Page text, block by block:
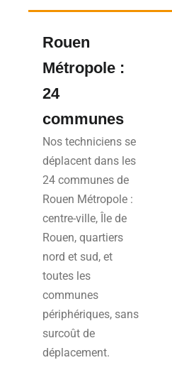
Rouen
Métropole :
24
communes
Nos techniciens se
déplacent dans les
24 communes de
Rouen Métropole :
centre-ville, Île de
Rouen, quartiers
nord et sud, et
toutes les
communes
périphériques, sans
surcoût de
déplacement.